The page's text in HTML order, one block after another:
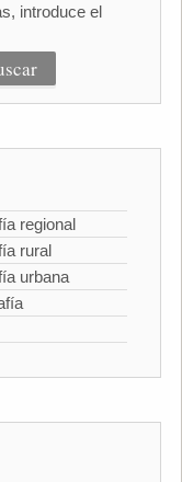
introduce el
regional
rural
urbana